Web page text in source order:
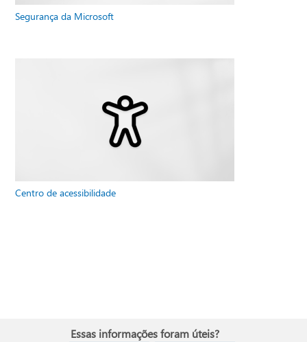
Segurança da Microsoft
Centro de acessibilidade
Essas informações foram úteis?